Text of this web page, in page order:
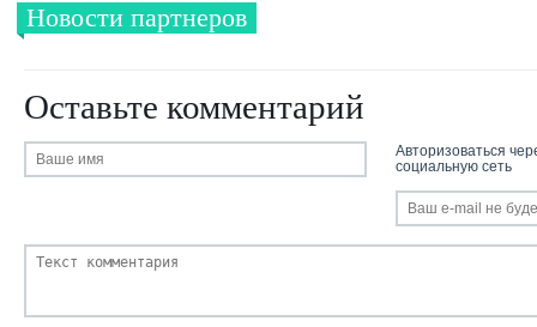
Новости партнеров
Оставьте комментарий
Авторизоваться
социальную сеть